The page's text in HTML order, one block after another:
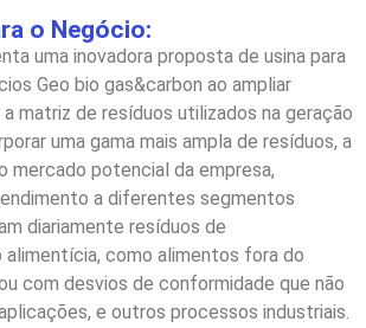
o Negócio:
uma inovadora proposta de usina para
Geo bio gas&carbon ao ampliar
matriz de resíduos utilizados na geração
uma gama mais ampla de resíduos, a
mercado potencial da empresa,
a diferentes segmentos
diariamente resíduos de
como alimentos fora do
com desvios de conformidade que não
e outros processos industriais.